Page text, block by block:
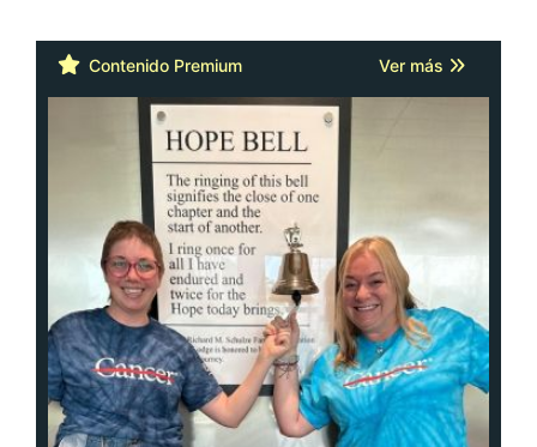
Contenido Premium Ver más